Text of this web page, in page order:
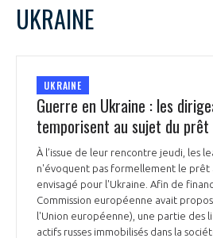
UKRAINE
UKRAINE
Guerre en Ukraine : les
temporisent au sujet du prêt
À l’issue de leur rencontre jeudi, les
n'évoquent pas formellement le prêt
envisagé pour l'Ukraine. Afin de
Commission européenne avait
l'Union européenne), une partie des
actifs russes immobilisés dans la